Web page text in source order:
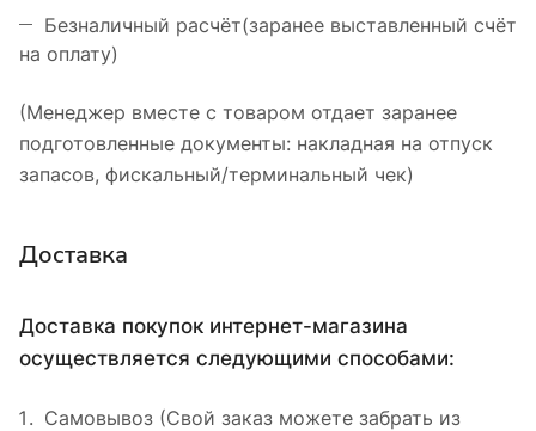
Безналичный расчёт(заранее выставленный счёт
на оплату)
(Менеджер вместе с товаром отдает заранее
подготовленные документы: накладная на отпуск
запасов, фискальный/терминальный чек)
Доставка
Доставка покупок интернет-магазина
осуществляется следующими способами:
Самовывоз (Свой заказ можете забрать из